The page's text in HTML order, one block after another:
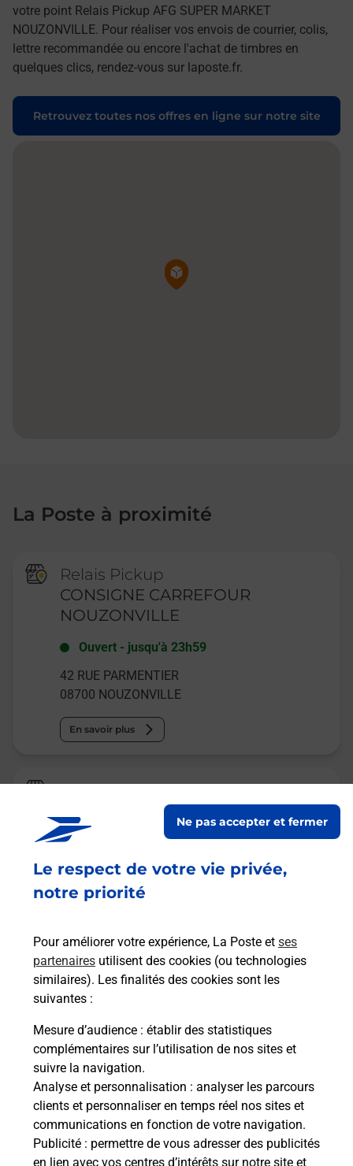
Le respect de votre vie privée,
notre priorité
Pour améliorer votre expérience, La Poste et ses
partenaires utilisent des cookies (ou technologies
similaires). Les finalités des cookies sont les
suivantes :
Mesure d’audience : établir des statistiques
complémentaires sur l’utilisation de nos sites et
suivre la navigation.
Analyse et personnalisation : analyser les parcours
clients et personnaliser en temps réel nos sites et
communications en fonction de votre navigation.
Publicité : permettre de vous adresser des publicités
en lien avec vos centres d’intérêts sur notre site et
Ne pas accepter et fermer
votre point Relais Pickup AFG SUPER MARKET
NOUZONVILLE. Pour réaliser vos envois de courrier, colis,
lettre recommandée ou encore l'achat de timbres en
quelques clics, rendez-vous sur laposte.fr.
Retrouvez toutes nos offres en ligne sur notre site
Pin de la carte
La Poste à proximité
Relais Pickup
CONSIGNE CARREFOUR
NOUZONVILLE
Ouvert - jusqu'à 23h59
42 RUE PARMENTIER
08700 NOUZONVILLE
En savoir plus
Relais Pickup
LPM CHARLEVILLE
ouvre lundi à 13h30
10 RUE JEAN BAPTISTE LEFOR
08000 CHARLEVILLE MEZIERES
Malin !
La Poste
en ligne
Ouvert 24h/24
En savoir plus